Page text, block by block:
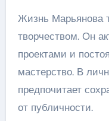
Жизнь Марьянова
творчеством. Он
проектами и
мастерство. В
предпочитает
от публичности.